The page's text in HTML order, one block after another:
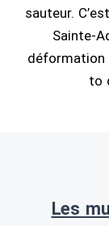
sauteur.
Sainte-
déformation
to
Les